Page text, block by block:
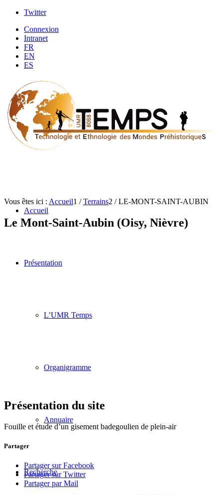
Twitter
Connexion
Intranet
FR
EN
ES
Accueil
Présentation
L’UMR Temps
Organigramme
Annuaire
Recherche
Vous êtes ici : Accueil1 / Terrains2 / LE-MONT-SAINT-AUBIN
Le Mont-Saint-Aubin (Oisy, Nièvre)
Présentation du site
Fouille et étude d’un gisement badegoulien de plein-air
Partager
Partager sur Facebook
Partager sur Twitter
Partager par Mail